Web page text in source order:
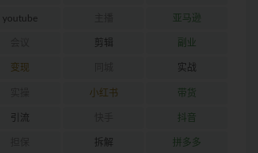
youtube 亚马逊
剪辑 副业
变现 实战
小红书 带货
引流 抖音
拆解 拼多多